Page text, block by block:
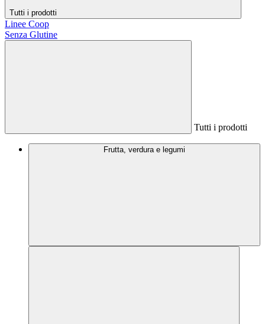
Tutti i prodotti
Linee Coop
Senza Glutine
Tutti i prodotti
Frutta, verdura e legumi